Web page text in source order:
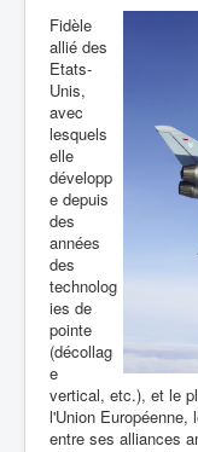
Fidèle
allié des
Etats-
Unis,
avec
lesquels
elle
développ
e depuis
des
années
des
technolog
ies de
pointe
(décollag
e
vertical, etc.), et le
l'Union Européenne,
entre ses alliances